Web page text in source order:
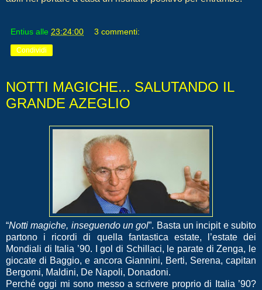
Entius alle 23:24:00 3 commenti:
Condividi
NOTTI MAGICHE... SALUTANDO IL
GRANDE AZEGLIO
“Notti magiche, inseguendo un gol”. Basta un incipit e subito
partono i ricordi di quella fantastica estate, l’estate dei
Mondiali di Italia ’90. I gol di Schillaci, le parate di Zenga, le
giocate di Baggio, e ancora Giannini, Berti, Serena, capitan
Bergomi, Maldini, De Napoli, Donadoni.
Perché oggi mi sono messo a scrivere proprio di Italia ’90?